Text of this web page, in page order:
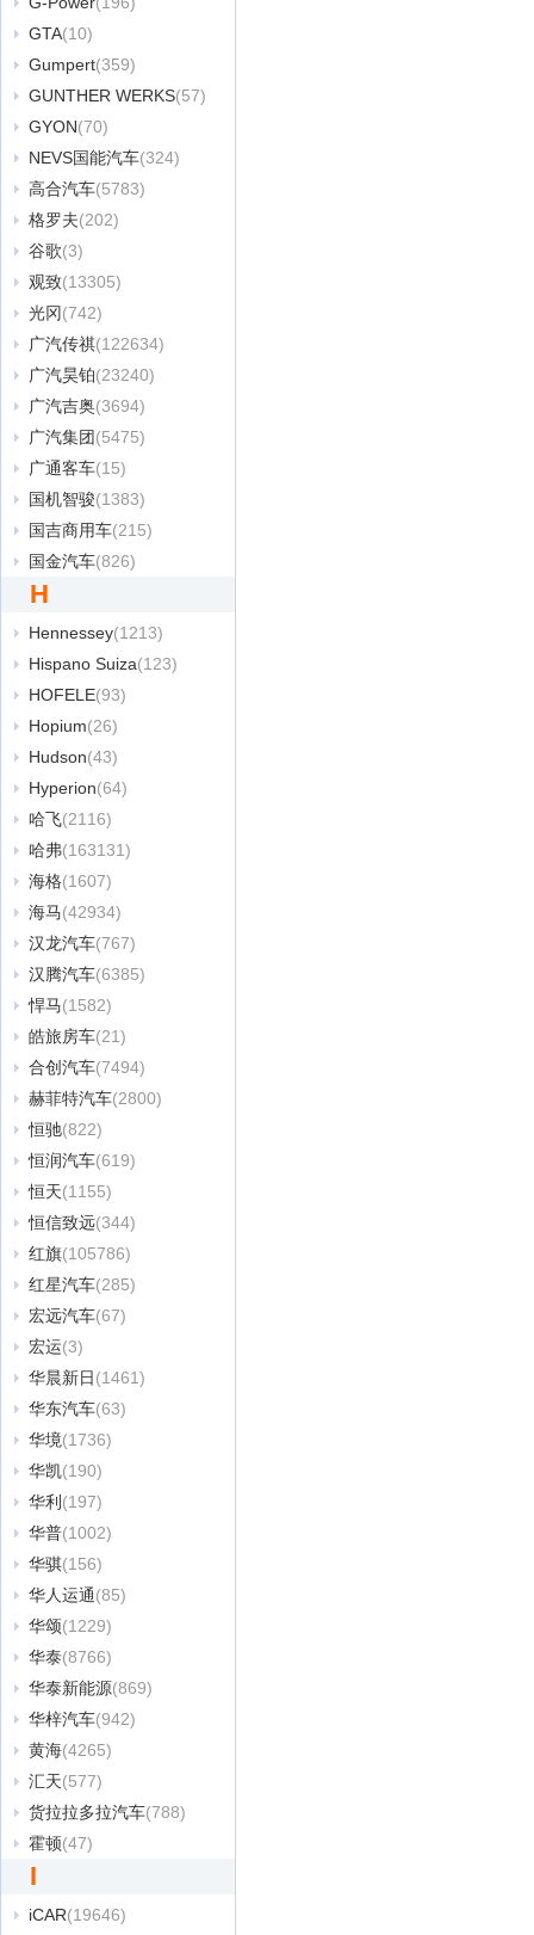
GTA(10)
Gumpert(359)
GUNTHER WERKS(57)
GYON(70)
NEVS国能汽车(324)
高合汽车(5783)
格罗夫(202)
谷歌(3)
观致(13305)
光冈(742)
广汽传祺(122634)
广汽昊铂(23240)
广汽吉奥(3694)
广汽集团(5475)
广通客车(15)
国机智骏(1383)
国吉商用车(215)
国金汽车(826)
H
Hennessey(1213)
Hispano Suiza(123)
HOFELE(93)
Hopium(26)
Hudson(43)
Hyperion(64)
哈飞(2116)
哈弗(163131)
海格(1607)
海马(42934)
汉龙汽车(767)
汉腾汽车(6385)
悍马(1582)
皓旅房车(21)
合创汽车(7494)
赫菲特汽车(2800)
恒驰(822)
恒润汽车(619)
恒天(1155)
恒信致远(344)
红旗(105786)
红星汽车(285)
宏远汽车(67)
宏运(3)
华晨新日(1461)
华东汽车(63)
华境(1736)
华凯(190)
华利 (197)
华普(1002)
华骐(156)
华人运通(85)
华颂(1229)
华泰(8766)
华泰新能源(869)
华梓汽车(942)
黄海(4265)
汇天(577)
货拉拉多拉汽车(788)
霍顿(47)
I
iCAR(19646)